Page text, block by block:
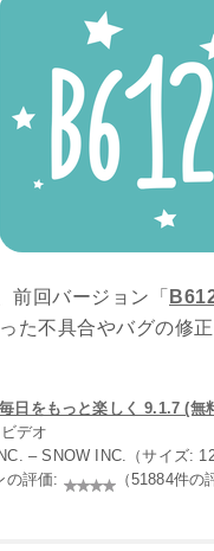
前回バージョン「
た不具合やバグの修
日をもっと楽しく 9.1.7 (無
デオ
– SNOW INC.（サイズ:
の評価:
（51884件